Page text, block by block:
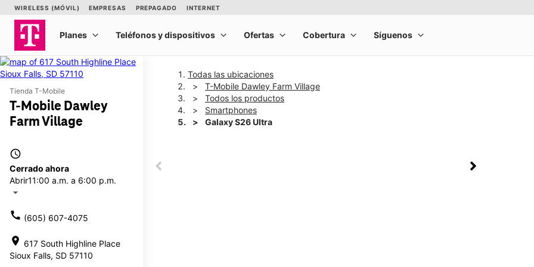
Tienda T-Mobile
T-Mobile Dawley
Farm Village
access_time
Cerrado ahora
Abrir11:00 a.m. a 6:00 p.m.
arrow_drop_down
call (605) 607-4075
location_on 617 South Highline Place
Sioux Falls, SD 57110
Todas las ubicaciones
T-Mobile Dawley Farm Village
Todos los productos
Smartphones
Galaxy S26 Ultra
This carousel shows one large product image at a time. Use the Previous and Next buttons